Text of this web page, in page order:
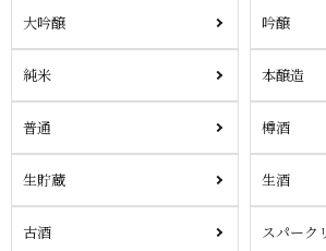
大吟醸 吟醸
純米 本醸造
普通 樽酒
生貯蔵 生酒
古酒 スパーク